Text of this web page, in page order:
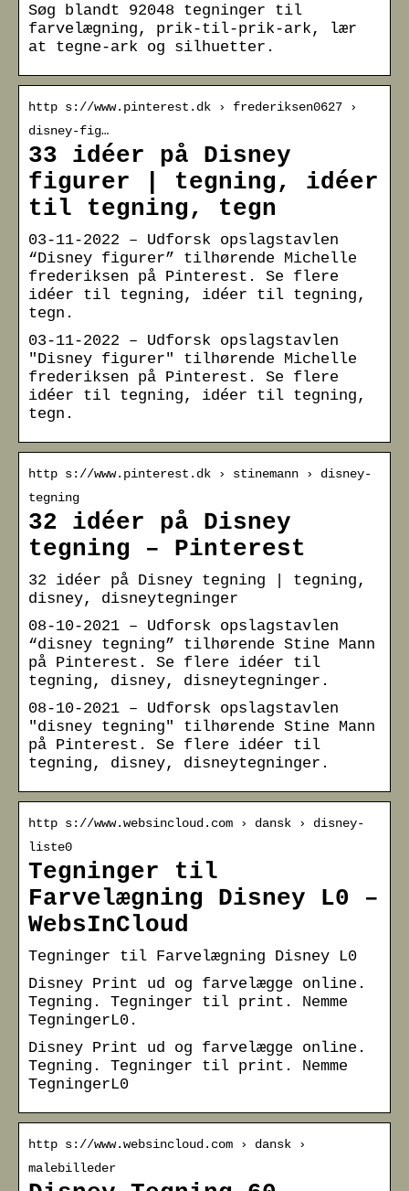
Søg blandt 92048 tegninger til
farvelægning, prik-til-prik-ark, lær
at tegne-ark og silhuetter.
http s://www.pinterest.dk › frederiksen0627 ›
disney-fig…
33 idéer på Disney
figurer | tegning, idéer
til tegning, tegn
03-11-2022 – Udforsk opslagstavlen
“Disney figurer” tilhørende Michelle
frederiksen på Pinterest. Se flere
idéer til tegning, idéer til tegning,
tegn.
03-11-2022 – Udforsk opslagstavlen
"Disney figurer" tilhørende Michelle
frederiksen på Pinterest. Se flere
idéer til tegning, idéer til tegning,
tegn.
http s://www.pinterest.dk › stinemann › disney-
tegning
32 idéer på Disney
tegning – Pinterest
32 idéer på Disney tegning | tegning,
disney, disneytegninger
08-10-2021 – Udforsk opslagstavlen
“disney tegning” tilhørende Stine Mann
på Pinterest. Se flere idéer til
tegning, disney, disneytegninger.
08-10-2021 – Udforsk opslagstavlen
"disney tegning" tilhørende Stine Mann
på Pinterest. Se flere idéer til
tegning, disney, disneytegninger.
http s://www.websincloud.com › dansk › disney-
liste0
Tegninger til
Farvelægning Disney L0 –
WebsInCloud
Tegninger til Farvelægning Disney L0
Disney Print ud og farvelægge online.
Tegning. Tegninger til print. Nemme
TegningerL0.
Disney Print ud og farvelægge online.
Tegning. Tegninger til print. Nemme
TegningerL0
http s://www.websincloud.com › dansk ›
malebilleder